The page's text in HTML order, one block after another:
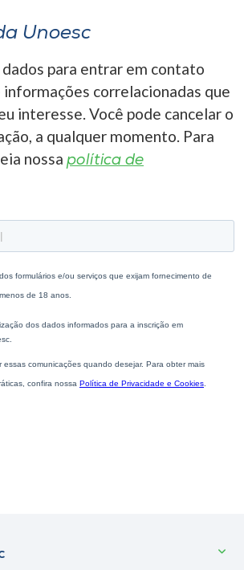
Unoesc
para entrar em contato
informações correlacionadas que
interesse. Você pode cancelar o
a qualquer momento. Para
nossa política de